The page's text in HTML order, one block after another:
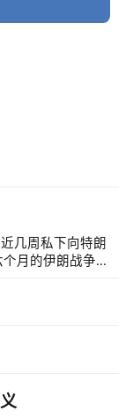
几周私下向特朗
月的伊朗战争寻